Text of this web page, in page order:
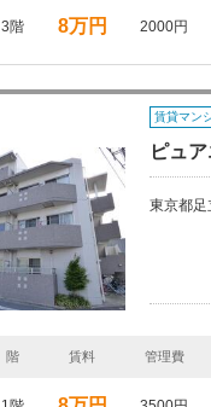
3階 8万円 2000円
賃貸マン
ピュ
東京都足
階 賃料 管理費